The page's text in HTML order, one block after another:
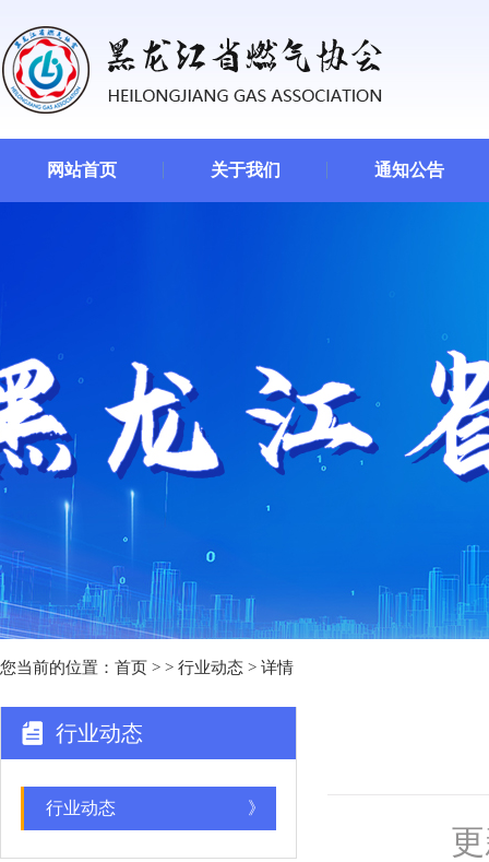
网站首页 关于我们 通知公告
您当前的位置： 首页 > > 行业动态 > 详情
行业动态
行业动态 》